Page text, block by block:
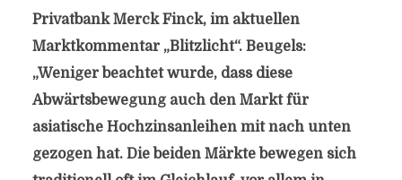
Privatbank Merck Finck, im aktuellen
Marktkommentar „Blitzlicht“. Beugels:
„Weniger beachtet wurde, dass diese
Abwärtsbewegung auch den Markt für
asiatische Hochzinsanleihen mit nach unten
gezogen hat. Die beiden Märkte bewegen sich